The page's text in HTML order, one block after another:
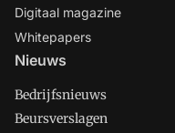
Digitaal magazine
Whitepapers
Nieuws
Bedrijfsnieuws
Beursverslagen